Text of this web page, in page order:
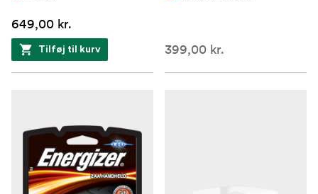
649,00 kr.
Tilføj til kurv 399,00 kr.